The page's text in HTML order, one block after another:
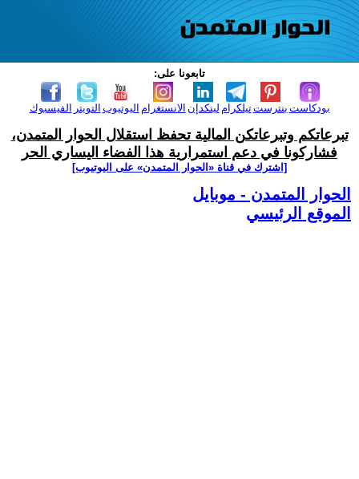
تابعونا على:
الفيسبوك التويتر اليوتيوب الانستغرام لينكدإن تيلكرامبنترست بودكاست
تبرعاتكم وتبرعاتكن المالية تحفظ استقلال الحوار المتمدن،
فشاركونا في دعم استمرارية هذا الفضاء اليساري الحر
[اشترك في قناة ‫«الحوار المتمدن» على اليوتيوب]
الحوار المتمدن - موبايل
الموقع الرئيسي